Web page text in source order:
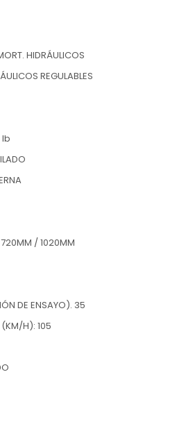
HIDRÁULICOS
REGULABLES
/ 1020MM
DE ENSAYO). 35
H): 105